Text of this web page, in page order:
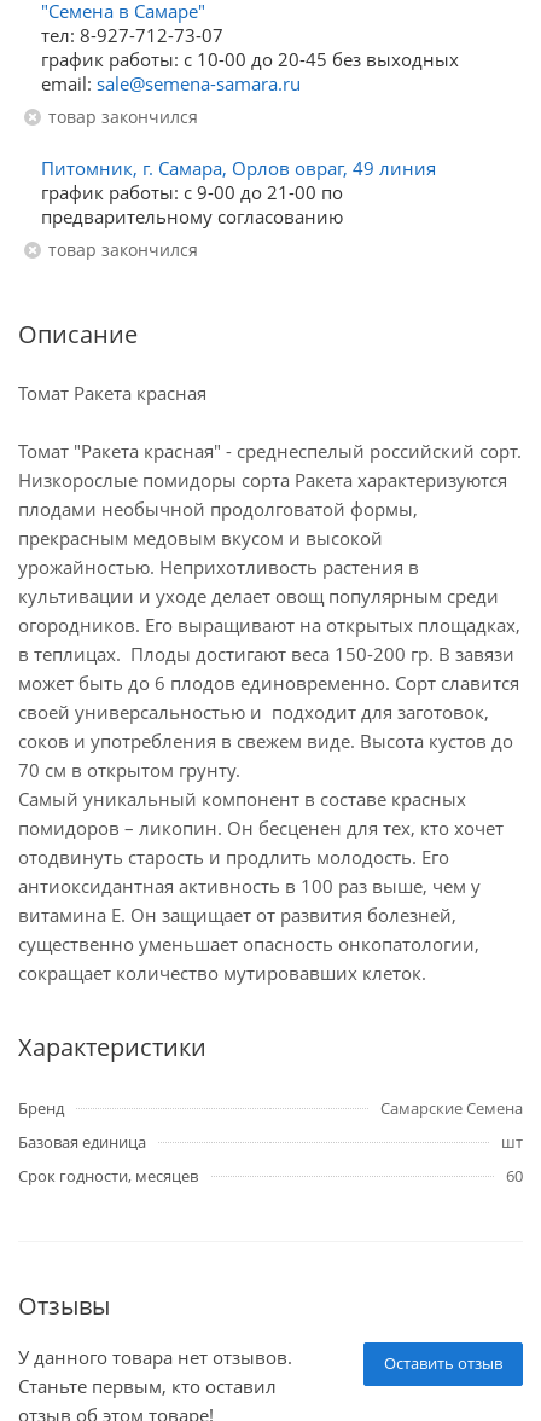
"Семена в Самаре"
тел: 8-927-712-73-07
график работы: с 10-00 до 20-45 без выходных
email: sale@semena-samara.ru
Товар закончился
Питомник, г. Самара, Орлов овраг, 49 линия
график работы: с 9-00 до 21-00 по
предварительному согласованию
Товар закончился
Описание
Томат Ракета красная
Томат "Ракета красная" - среднеспелый российский сорт.
Низкорослые помидоры сорта Ракета характеризуются
плодами необычной продолговатой формы,
прекрасным медовым вкусом и высокой
урожайностью. Неприхотливость растения в
культивации и уходе делает овощ популярным среди
огородников. Его выращивают на открытых площадках,
в теплицах. Плоды достигают веса 150-200 гр. В завязи
может быть до 6 плодов единовременно. Сорт славится
своей универсальностью и подходит для заготовок,
соков и употребления в свежем виде. Высота кустов до
70 см в открытом грунту.
Самый уникальный компонент в составе красных
помидоров – ликопин. Он бесценен для тех, кто хочет
отодвинуть старость и продлить молодость. Его
антиоксидантная активность в 100 раз выше, чем у
витамина Е. Он защищает от развития болезней,
существенно уменьшает опасность онкопатологии,
сокращает количество мутировавших клеток.
Характеристики
Бренд
Самарские Семена
Базовая единица
шт
Срок годности, месяцев
60
Отзывы
Оставить отзыв
У данного товара нет отзывов.
Станьте первым, кто оставил
отзыв об этом товаре!